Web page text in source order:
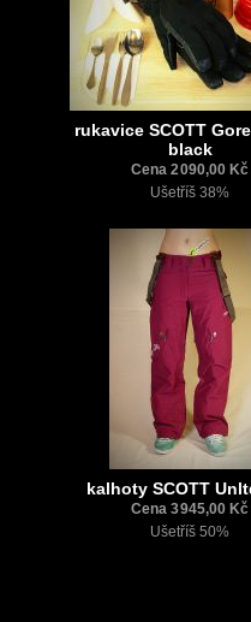
rukavice SCOTT
black
Cena 2 090,00 Kč
Ušetříš 38%
kalhoty SCOTT
Cena 3 945,00 Kč
Ušetříš 50%